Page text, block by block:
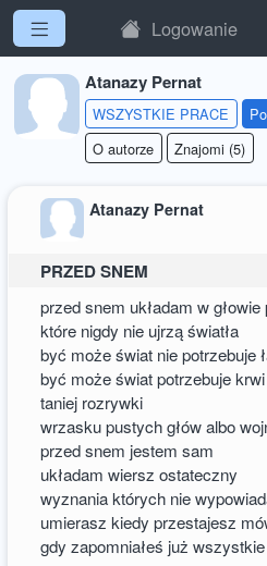
Logowanie
Atanazy Pernat
WSZYSTKIE PRACE
O autorze
Znajomi (5)
Atanazy Pernat
PRZED SNEM
przed snem układam w głowie
które nigdy nie ujrzą światła
być może świat nie potrzebuje
być może świat potrzebuje
taniej rozrywki
wrzasku pustych głów albo
przed snem jestem sam
układam wiersz ostateczny
wyznania których nie
umierasz kiedy przestajesz
gdy zapomniałeś już